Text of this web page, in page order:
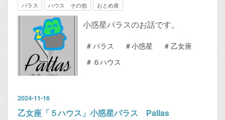
パラス ハウス その他 おとめ座
小惑星パラスのお話です。
# パラス #小惑星 # 乙女座
# ６ハウス
2024-11-16
乙女座「５ハウス」小惑星パラス Pallas